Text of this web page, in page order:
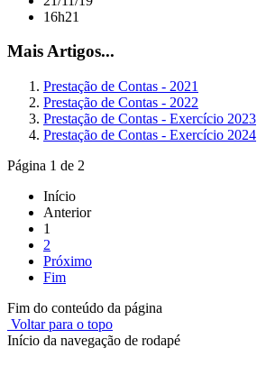
16h21
Mais Artigos...
Prestação de Contas - 2021
Prestação de Contas - 2022
Prestação de Contas - Exercício 2023
Prestação de Contas - Exercício 2024
Página 1 de 2
Início
Anterior
1
2
Próximo
Fim
Fim do conteúdo da página
Voltar para o topo
Início da navegação de rodapé